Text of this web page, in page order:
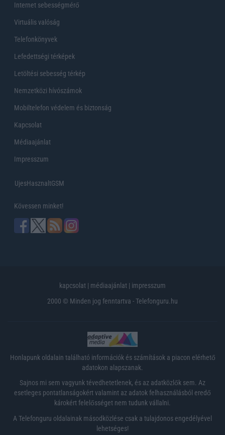
Internet sebességmérő
Virtuális valóság
Telefonkönyvek
Lefedettségi térképek
Letöltési sebesség térkép
Nemzetközi hívószámok
Mobiltelefon védelem és biztonság
Kapcsolat
Médiaajánlat
Impresszum
UjesHasznaltGSM
Kövessen minket!
kapcsolat | médiaajánlat | impresszum
2000 © Minden jog fenntartva - Telefonguru.hu
Honlapunk oldalain található információk és számítások a piacon elérhető
adatokon alapszanak.
Sajnos mi sem vagyunk tévedhetetlenek, és az adatközlők sem. Az
esetleges pontatlanságokért valamint az adatok felhasználásból eredő
károkért felelősséget nem tudunk vállalni.
A Telefonguru oldalainak másodközlése csak a tulajdonos engedélyével
lehetséges!